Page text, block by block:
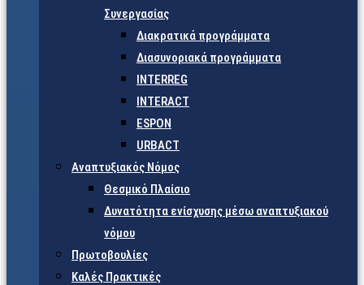
Συνεργασίας
Διακρατικά προγράμματα
Διασυνοριακά προγράμματα
INTERREG
INTERACT
ESPON
URBACT
Αναπτυξιακός Νόμος
Θεσμικό Πλαίσιο
Δυνατότητα ενίσχυσης μέσω αναπτυξιακού
νόμου
Πρωτοβουλίες
Καλές Πρακτικές